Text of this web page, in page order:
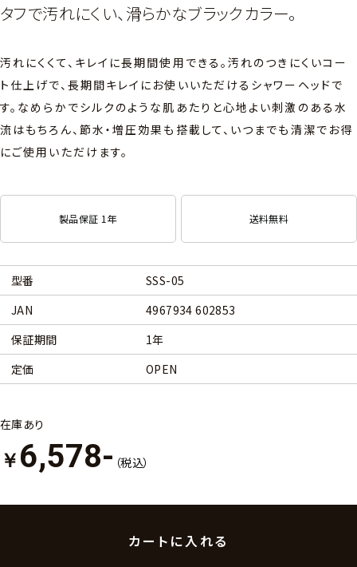
タフで汚れにくい、滑らかなブラックカラー。
汚れにくくて、キレイに長期間使用できる。汚れのつきにくいコー
ト仕上げで、長期間キレイにお使いいただけるシャワーヘッドで
す。なめらかでシルクのような肌あたりと心地よい刺激のある水
流はもちろん、節水・増圧効果も搭載して、いつまでも清潔でお得
にご使用いただけます。
製品保証 1年 送料無料
型番
SSS-05
JAN
4967934 602853
保証期間
1年
定価
OPEN
在庫あり
￥ 6,578- （税込）